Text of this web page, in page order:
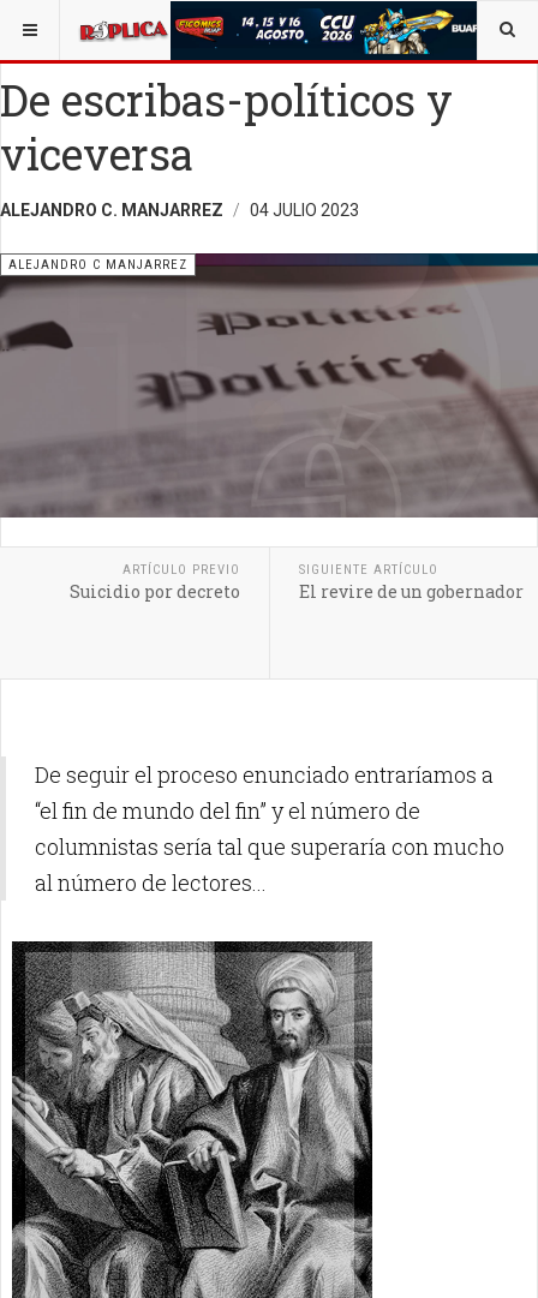
ESTÁ AQUÍ: ALEJANDRO C. MANJARREZ
De escribas-políticos y
viceversa
ALEJANDRO C. MANJARREZ 04 JULIO 2023
ALEJANDRO C MANJARREZ
ARTÍCULO PREVIO
Suicidio por decreto
SIGUIENTE ARTÍCULO
El revire de un gobernador
De seguir el proceso enunciado entraríamos a
“el fin de mundo del fin” y el número de
columnistas sería tal que superaría con mucho
al número de lectores...